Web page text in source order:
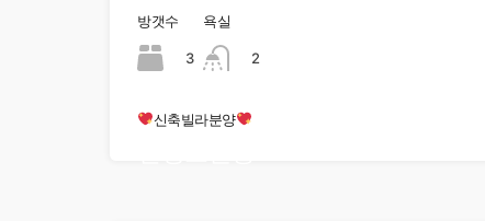
방갯수
3
욕실
2
신축빌라분양